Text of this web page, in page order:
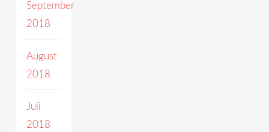
September
2018
August
2018
Juli
2018